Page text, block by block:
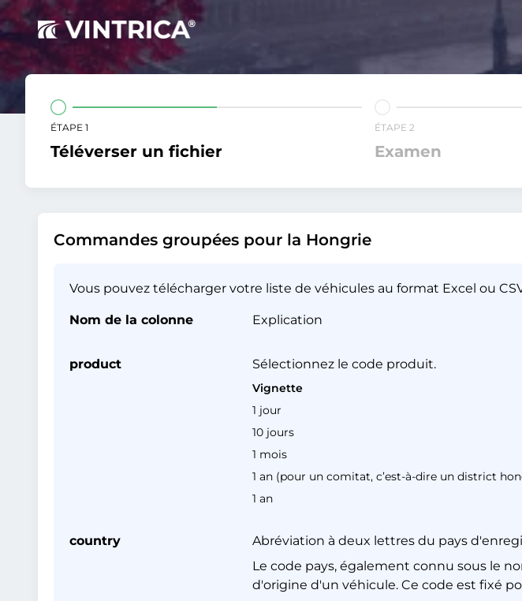
ÉTAPE 1
Téléverser un fichier
ÉTAPE 2
Examen
Commandes groupées pour la Hongrie
Vous pouvez télécharger votre liste de véhicules au format Excel ou
Nom de la colonne Explication
product Sélectionnez le code produit.
Vignette
1 jour
10 jours
1 mois
1 an (pour un comitat, c’est-à-dire un district
1 an
country Abréviation à deux lettres du pays
Le code pays, également connu sous le
d'origine d'un véhicule. Ce code est fixé